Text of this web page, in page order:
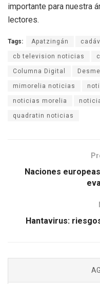
importante para nuestra
lectores.
Tags: Apatzingán
cb television noticias
Columna Digital
mimorelia noticias
noticias morelia
quadratin noticias
Naciones
Hantavirus: